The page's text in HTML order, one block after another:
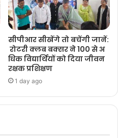
सीपीआर सीखेंगे तो बचेंगी जानें:
रोटरी क्लब बक्सर ने 100 से अ
धिक विद्यार्थियों को दिया जीवन
रक्षक प्रशिक्षण
1 day ago